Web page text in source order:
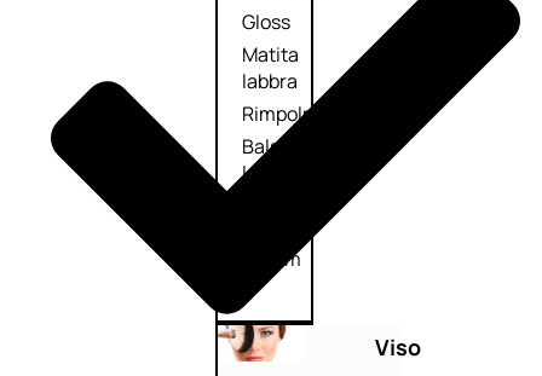
Gloss
Matita
labbra
Rimpolpante
Balsamo
labbra
Cream
Viso